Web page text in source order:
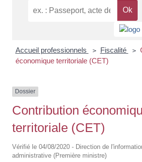
Accueil professionnels > Fiscalité >
économique territoriale (CET)
Dossier
Contribution
territoriale (CET)
Vérifié le 04/08/2020 - Direction de
administrative (Première ministre)